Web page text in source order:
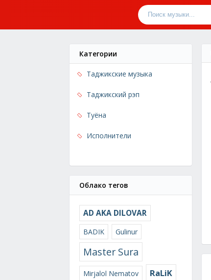
Категории
Таджикские музыка
Таджикский рэп
Туёна
Исполнители
Облако тегов
AD AKA DILOVAR
BADIK Gulinur
Master Sura
Mirjalol Nematov RaLiK